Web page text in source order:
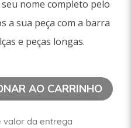
nome completo pelo
a sua peça com a barra
e peças longas.
AO CARRINHO
valor da entrega